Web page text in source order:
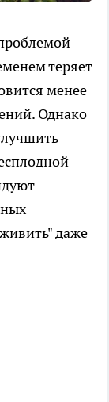
теряет
менее
Однако
даже